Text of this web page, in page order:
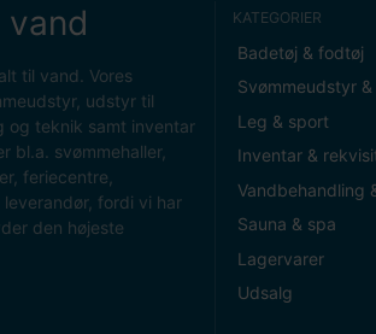
vand
til vand. Vores
udstyr til
og teknik samt inventar
bl.a. svømmehaller,
feriecentre,
fordi vi har
den højeste
KATEGORIER
Badetøj & fodtøj
Svømmeudstyr
Leg & sport
Inventar &
Vandbehandling
Sauna & spa
Lagervarer
Udsalg